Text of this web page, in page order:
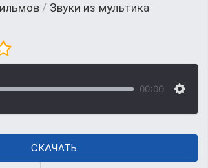
/ Звуки из мультика
00:00
СКАЧАТЬ